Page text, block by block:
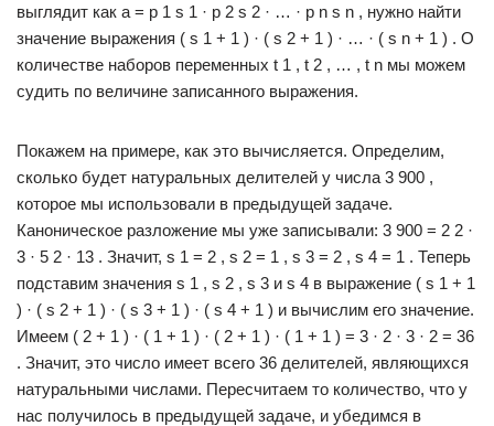
выглядит как a = p 1 s 1 · p 2 s 2 · … · p n s n , нужно найти
значение выражения ( s 1 + 1 ) · ( s 2 + 1 ) · … · ( s n + 1 ) . О
количестве наборов переменных t 1 , t 2 , … , t n мы можем
судить по величине записанного выражения.
Покажем на примере, как это вычисляется. Определим,
сколько будет натуральных делителей у числа 3 900 ,
которое мы использовали в предыдущей задаче.
Каноническое разложение мы уже записывали: 3 900 = 2 2 ·
3 · 5 2 · 13 . Значит, s 1 = 2 , s 2 = 1 , s 3 = 2 , s 4 = 1 . Теперь
подставим значения s 1 , s 2 , s 3 и s 4 в выражение ( s 1 + 1
) · ( s 2 + 1 ) · ( s 3 + 1 ) · ( s 4 + 1 ) и вычислим его значение.
Имеем ( 2 + 1 ) · ( 1 + 1 ) · ( 2 + 1 ) · ( 1 + 1 ) = 3 · 2 · 3 · 2 = 36
. Значит, это число имеет всего 36 делителей, являющихся
натуральными числами. Пересчитаем то количество, что у
нас получилось в предыдущей задаче, и убедимся в